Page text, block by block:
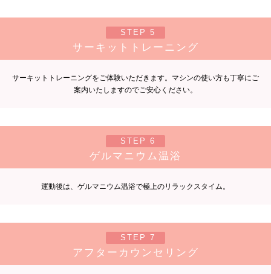
STEP 5
サーキットトレーニング
サーキットトレーニングをご体験いただきます。マシンの使い方も丁寧にご
案内いたしますのでご安心ください。
STEP 6
ゲルマニウム温浴
運動後は、ゲルマニウム温浴で極上のリラックスタイム。
STEP 7
アフターカウンセリング